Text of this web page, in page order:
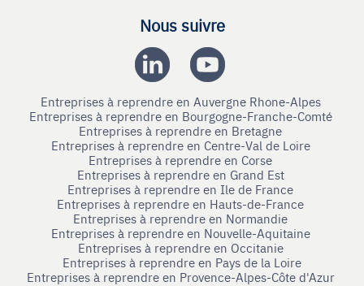
Nous suivre
Entreprises à reprendre en Auvergne Rhone-Alpes
Entreprises à reprendre en Bourgogne-Franche-Comté
Entreprises à reprendre en Bretagne
Entreprises à reprendre en Centre-Val de Loire
Entreprises à reprendre en Corse
Entreprises à reprendre en Grand Est
Entreprises à reprendre en Ile de France
Entreprises à reprendre en Hauts-de-France
Entreprises à reprendre en Normandie
Entreprises à reprendre en Nouvelle-Aquitaine
Entreprises à reprendre en Occitanie
Entreprises à reprendre en Pays de la Loire
Entreprises à reprendre en Provence-Alpes-Côte d'Azur